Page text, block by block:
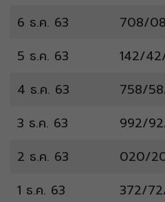
6 ธ.ค. 63
708/
5 ธ.ค. 63
142/
4 ธ.ค. 63
758/
3 ธ.ค. 63
992/
2 ธ.ค. 63
020/
1 ธ.ค. 63
372/